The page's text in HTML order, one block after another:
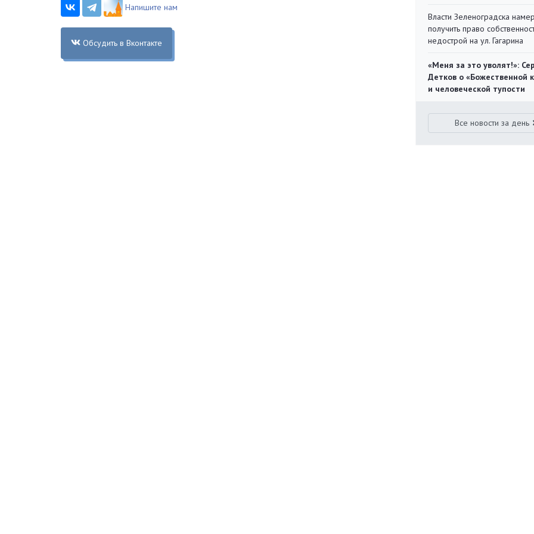
Напишите нам
Обсудить в Вконтакте
Власти Зеленоградска
получить право
недострой на ул. Гагарина
«Меня за это уволят!»:
Детков о «Божественной
и человеческой тупости
Все новости за день